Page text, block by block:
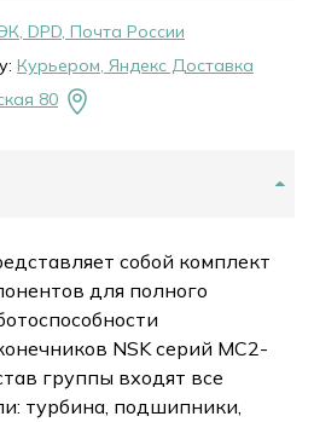
DPD, Почта России
Курьером, Яндекс Доставка
80
собой комплект
для полного
NSK серий MC2-
группы входят все
турбина, подшипники,